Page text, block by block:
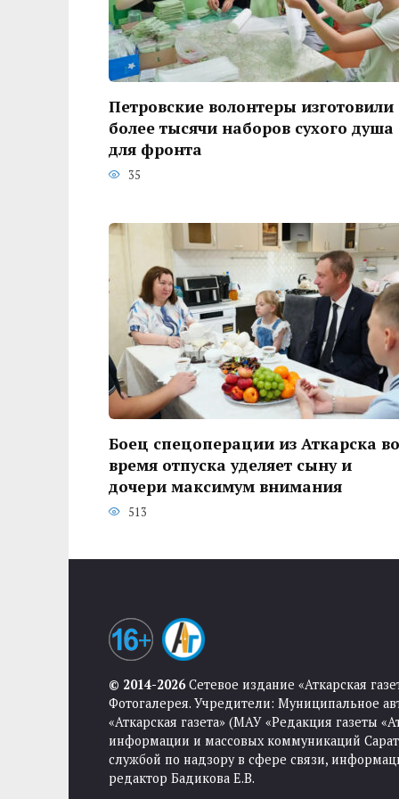
Петровские волонтеры изготовили
более тысячи наборов сухого душа
для фронта
35
Боец спецоперации из Аткарска во
время отпуска уделяет сыну и
дочери максимум внимания
513
© 2014-2026Сетевое издание «Аткарская
Фотогалерея. Учредители: Муниципальное
«Аткарская газета» (МАУ «Редакция газеты
информации и массовых коммуникаций
службой по надзору в сфере связи,
редактор Бадикова Е.В.